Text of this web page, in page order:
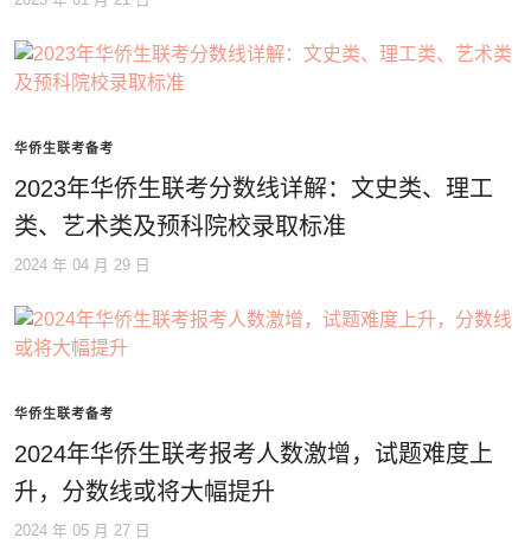
华侨生联考备考
2023年华侨生联考分数线详解：文史类、理工
类、艺术类及预科院校录取标准
2024 年 04 月 29 日
华侨生联考备考
2024年华侨生联考报考人数激增，试题难度上
升，分数线或将大幅提升
2024 年 05 月 27 日